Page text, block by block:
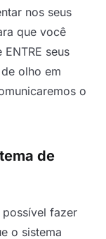
nos seus
que você
seus
olho em
o
de
possível fazer
o sistema